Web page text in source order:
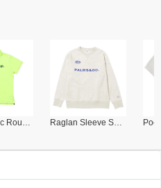
Lady's Basic Round Collar Polo Raglan Sleeve Sweat Shirt